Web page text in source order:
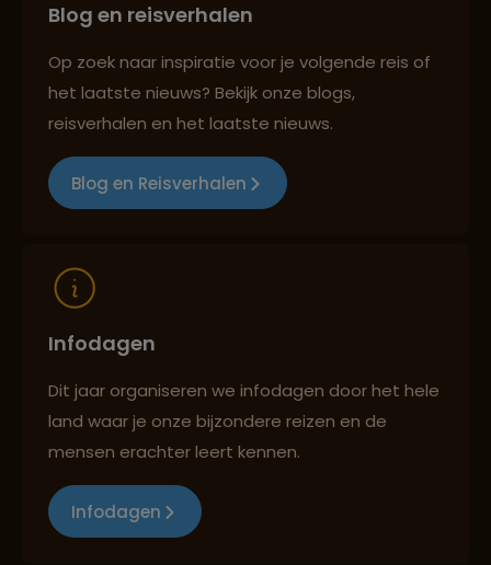
Persoonlijk en deskundig reisadvies
Best beoordeelde reisroutes
Blog en reisverhalen
Op zoek naar inspiratie voor je volgende reis of
het laatste nieuws? Bekijk onze blogs,
reisverhalen en het laatste nieuws.
Blog en Reisverhalen
Infodagen
Dit jaar organiseren we infodagen door het hele
land waar je onze bijzondere reizen en de
mensen erachter leert kennen.
Infodagen